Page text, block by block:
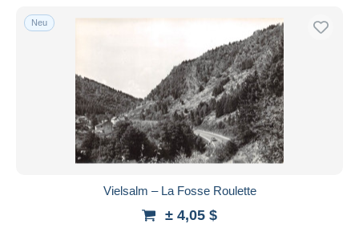
Neu
Vielsalm – La Fosse Roulette
± 4,05 $